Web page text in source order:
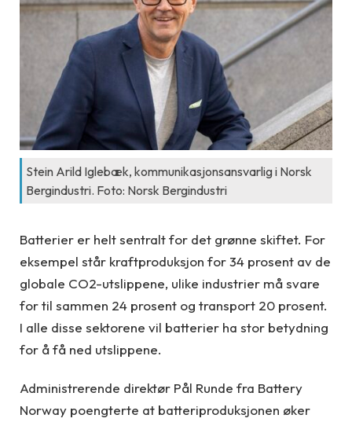
Stein Arild Iglebæk, kommunikasjonsansvarlig i Norsk
Bergindustri. Foto: Norsk Bergindustri
Batterier er helt sentralt for det grønne skiftet. For
eksempel står kraftproduksjon for 34 prosent av de
globale CO2-utslippene, ulike industrier må svare
for til sammen 24 prosent og transport 20 prosent.
I alle disse sektorene vil batterier ha stor betydning
for å få ned utslippene.
Administrerende direktør Pål Runde fra Battery
Norway poengterte at batteriproduksjonen øker